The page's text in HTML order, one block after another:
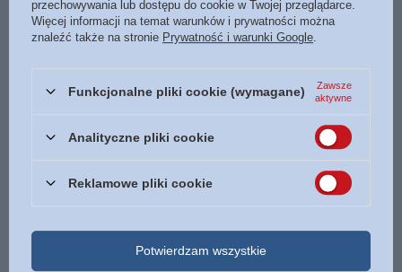
Data wydania 2013
POLECAMY
Pieśń nad pieśniami - Watchman Nee - oprawa
15,00 zł
przechowywania lub dostępu do cookie w Twojej przeglądarce.
Więcej informacji na temat warunków i prywatności można
znaleźć także na stronie Prywatność i warunki Google
Funkcjonalne pliki cookie (wymagane)
Zawsze
aktywne
Analityczne pliki cookie
Reklamowe pliki cookie
Potwierdzam wszystkie